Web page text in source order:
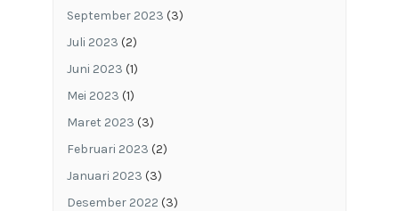
September 2023 (3)
Juli 2023 (2)
Juni 2023 (1)
Mei 2023 (1)
Maret 2023 (3)
Februari 2023 (2)
Januari 2023 (3)
Desember 2022 (3)